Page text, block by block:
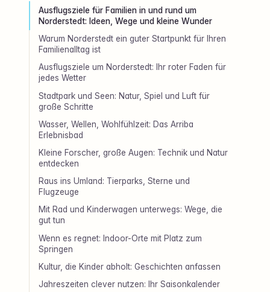
Ausflugsziele für Familien in und rund um
Norderstedt: Ideen, Wege und kleine Wunder
Warum Norderstedt ein guter Startpunkt für Ihren
Familienalltag ist
Ausflugsziele um Norderstedt: Ihr roter Faden für
jedes Wetter
Stadtpark und Seen: Natur, Spiel und Luft für
große Schritte
Wasser, Wellen, Wohlfühlzeit: Das Arriba
Erlebnisbad
Kleine Forscher, große Augen: Technik und Natur
entdecken
Raus ins Umland: Tierparks, Sterne und
Flugzeuge
Mit Rad und Kinderwagen unterwegs: Wege, die
gut tun
Wenn es regnet: Indoor-Orte mit Platz zum
Springen
Kultur, die Kinder abholt: Geschichten anfassen
Jahreszeiten clever nutzen: Ihr Saisonkalender